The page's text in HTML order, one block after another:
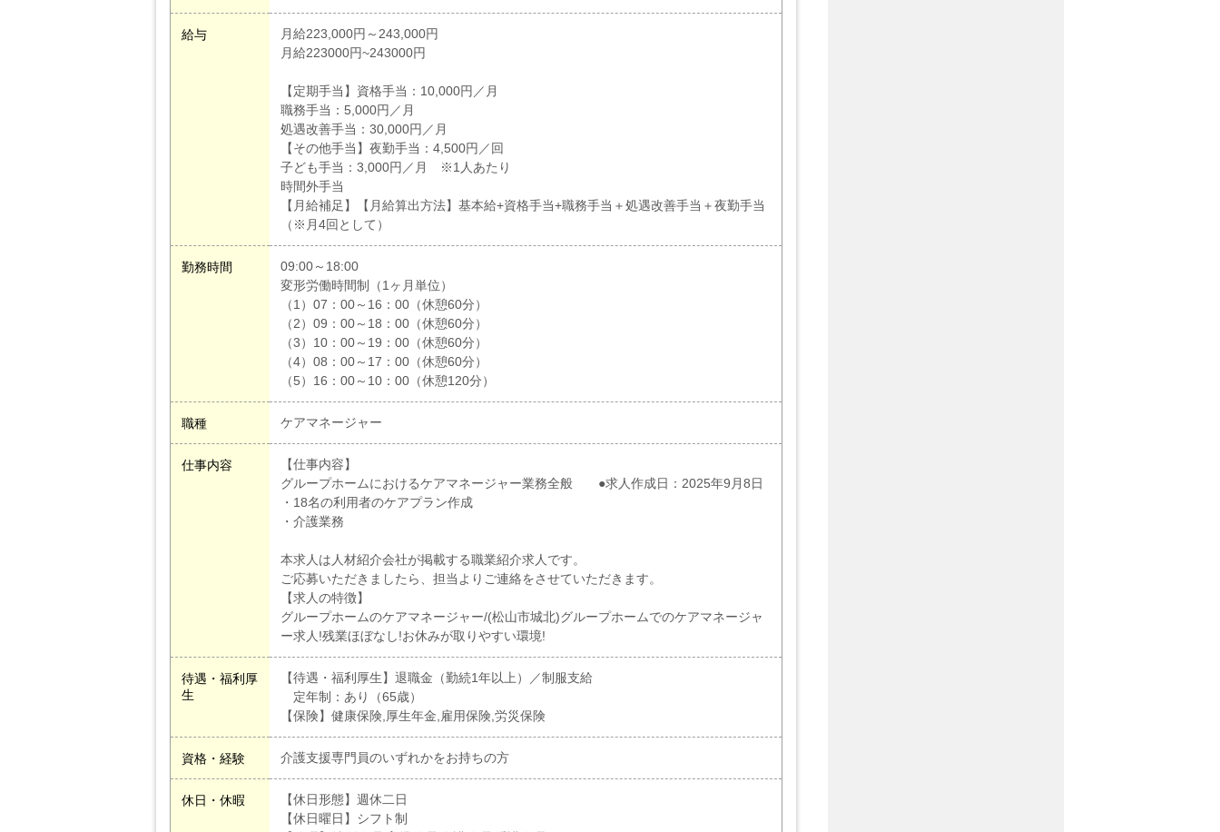
給与
月給223,000円～243,000円
月給223000円~243000円
【定期手当】資格手当：10,000円／月
職務手当：5,000円／月
処遇改善手当：30,000円／月
【その他手当】夜勤手当：4,500円／回
子ども手当：3,000円／月 ※1人あたり
時間外手当
【月給補足】【月給算出方法】基本給+資格手当+職務手当＋処遇改善手当＋夜勤手当
（※月4回として）
勤務時間
09:00～18:00
変形労働時間制（1ヶ月単位）
（1）07：00～16：00（休憩60分）
（2）09：00～18：00（休憩60分）
（3）10：00～19：00（休憩60分）
（4）08：00～17：00（休憩60分）
（5）16：00～10：00（休憩120分）
職種 ケアマネージャー
仕事内容
【仕事内容】
グループホームにおけるケアマネージャー業務全般 ●求人作成日：2025年9月8日
・18名の利用者のケアプラン作成
・介護業務
本求人は人材紹介会社が掲載する職業紹介求人です。
ご応募いただきましたら、担当よりご連絡をさせていただきます。
【求人の特徴】
グループホームのケアマネージャー/(松山市城北)グループホームでのケアマネージャ
ー求人!残業ほぼなし!お休みが取りやすい環境!
待遇・福利厚
生
【待遇・福利厚生】退職金（勤続1年以上）／制服支給
定年制：あり（65歳）
【保険】健康保険,厚生年金,雇用保険,労災保険
資格・経験 介護支援専門員のいずれかをお持ちの方
休日・休暇
【休日形態】週休二日
【休日曜日】シフト制